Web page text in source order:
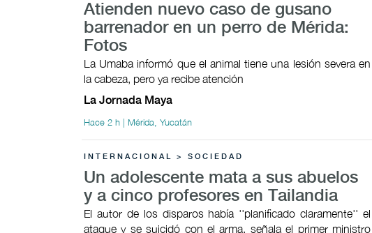
Atienden nuevo caso de gusano
barrenador en un perro de Mérida:
Fotos
La Umaba informó que el animal tiene una lesión severa en
la cabeza, pero ya recibe atención
La Jornada Maya
Hace 2 h | Mérida, Yucatán
INTERNACIONAL > SOCIEDAD
Un adolescente mata a sus abuelos
y a cinco profesores en Tailandia
El autor de los disparos había ''planificado claramente'' el
ataque y se suicidó con el arma, señala el primer ministro